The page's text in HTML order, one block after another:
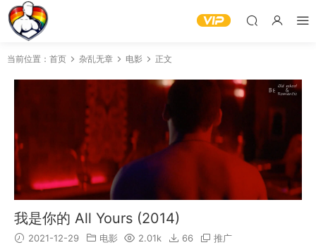
当前位置： 首页 杂乱无章 电影 正文
我是你的 All Yours (2014)
2021-12-29 电影 2.01k 66 推广